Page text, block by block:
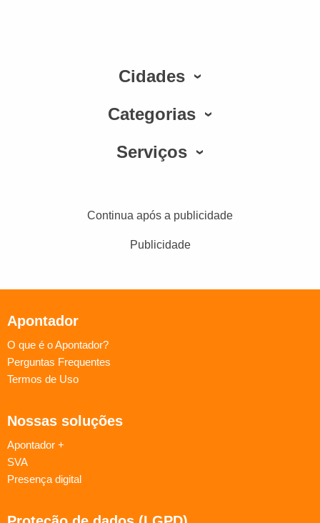
Cidades
Categorias
Serviços
Continua após a publicidade
Publicidade
Apontador
O que é o Apontador?
Perguntas Frequentes
Termos de Uso
Nossas soluções
Apontador +
SVA
Presença digital